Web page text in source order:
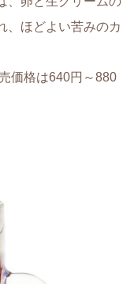
、ほどよい苦みのカ
価格は640円～880